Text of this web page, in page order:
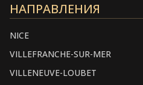
НАПРАВЛЕНИЯ
NICE
VILLEFRANCHE-SUR-MER
VILLENEUVE-LOUBET